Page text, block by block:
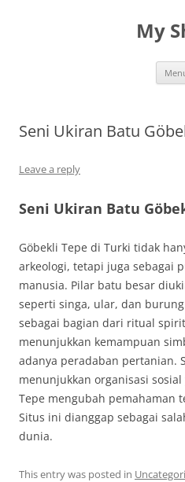
My
Seni Ukiran Batu
Leave a reply
Seni Ukiran Batu
Göbekli Tepe di Turki tidak
arkeologi, tetapi juga sebagai
manusia. Pilar batu besar
seperti singa, ular, dan
sebagai bagian dari ritual
menunjukkan kemampuan
adanya peradaban pertanian.
menunjukkan organisasi
Tepe mengubah pemahaman
Situs ini dianggap sebagai
dunia.
This entry was posted in